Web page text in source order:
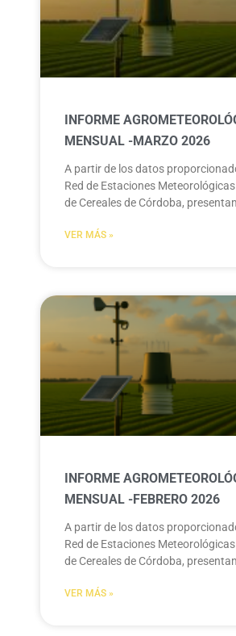
INFORME
MENSUAL -MARZO 2026
A partir de los datos
Red de Estaciones
de Cereales de Córdoba,
VER MÁS »
INFORME
MENSUAL -FEBRERO 2026
A partir de los datos
Red de Estaciones
de Cereales de Córdoba,
VER MÁS »